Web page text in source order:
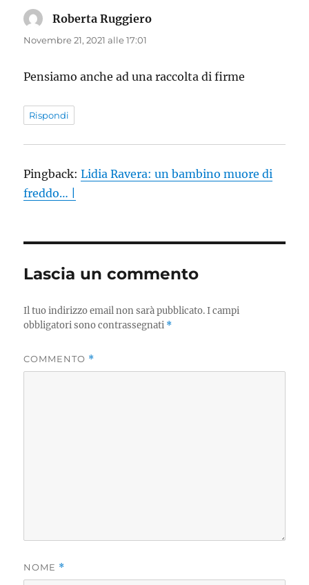
Roberta Ruggiero
Novembre 21, 2021 alle 17:01
Pensiamo anche ad una raccolta di firme
Rispondi
Pingback:Lidia Ravera: un bambino muore di
freddo… |
Lascia un commento
Il tuo indirizzo email non sarà pubblicato. I campi
obbligatori sono contrassegnati *
COMMENTO *
NOME *